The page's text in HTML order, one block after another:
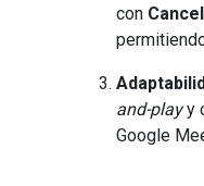
con
and-playy
Google